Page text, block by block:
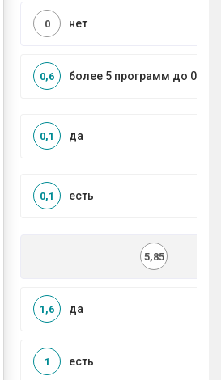
нет
0
более 5 программ до 0,5
0,6
да
0,1
есть
0,1
5,85
да
1,6
есть
1